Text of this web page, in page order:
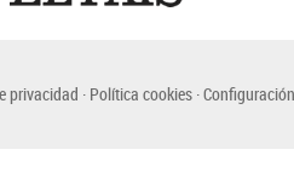
privacidad Política cookies